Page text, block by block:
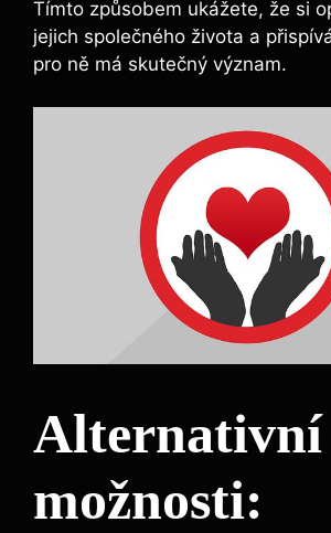
Tímto způsobem ukážete, že si
jejich společného života a
pro ně má skutečný význam.
Alternativní
možnosti: